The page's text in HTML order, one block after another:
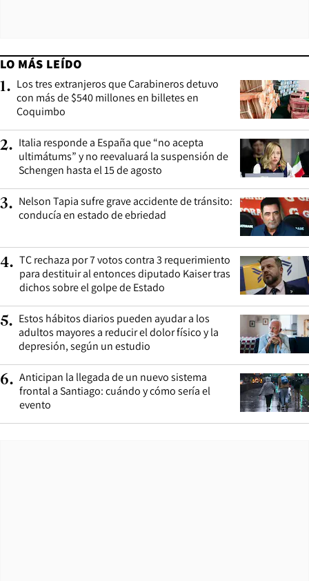
LO MÁS LEÍDO
1. Los tres extranjeros que Carabineros detuvo
con más de $540 millones en billetes en
Coquimbo
2. Italia responde a España que “no acepta
ultimátums” y no reevaluará la suspensión de
Schengen hasta el 15 de agosto
3. Nelson Tapia sufre grave accidente de tránsito:
conducía en estado de ebriedad
4. TC rechaza por 7 votos contra 3 requerimiento
para destituir al entonces diputado Kaiser tras
dichos sobre el golpe de Estado
5. Estos hábitos diarios pueden ayudar a los
adultos mayores a reducir el dolor físico y la
depresión, según un estudio
6. Anticipan la llegada de un nuevo sistema
frontal a Santiago: cuándo y cómo sería el
evento